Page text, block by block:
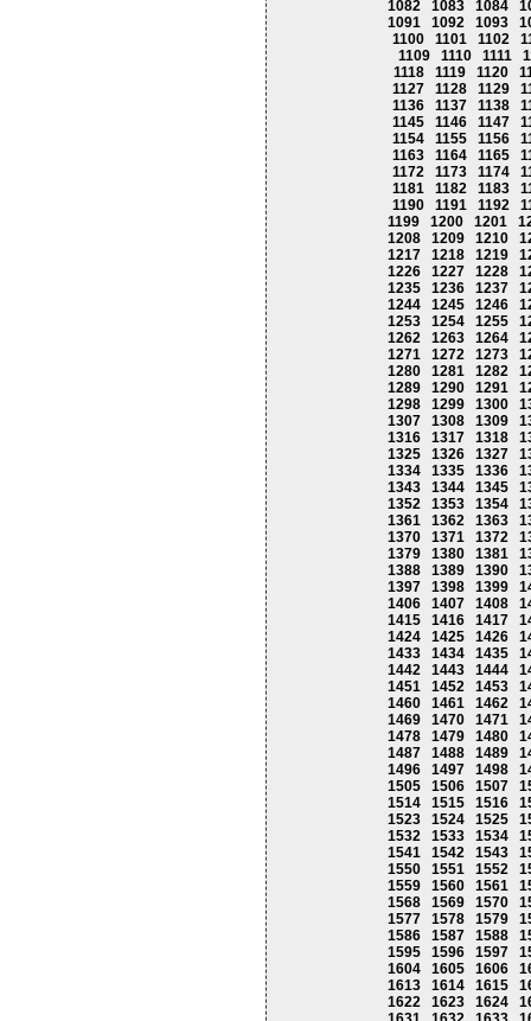
1082
1083 1084
1091
1092 1093
1100
1101 1102
1109
1110 1111
1118
1119 1120
1127
1128 1129
1136
1137 1138
1145
1146 1147
1154
1155 1156
1163
1164 1165
1172
1173 1174
1181
1182 1183
1190
1191 1192
1199
1200 1201
1208
1209 1210
1217
1218 1219
1226
1227 1228
1235
1236 1237
1244
1245 1246
1253
1254 1255
1262
1263 1264
1271
1272 1273
1280
1281 1282
1289
1290 1291
1298
1299 1300
1307
1308 1309
1316
1317 1318
1325
1326 1327
1334
1335 1336
1343
1344 1345
1352
1353 1354
1361
1362 1363
1370
1371 1372
1379
1380 1381
1388
1389 1390
1397
1398 1399
1406
1407 1408
1415
1416 1417
1424
1425 1426
1433
1434 1435
1442
1443 1444
1451
1452 1453
1460
1461 1462
1469
1470 1471
1478
1479 1480
1487
1488 1489
1496
1497 1498
1505
1506 1507
1514
1515 1516
1523
1524 1525
1532
1533 1534
1541
1542 1543
1550
1551 1552
1559
1560 1561
1568
1569 1570
1577
1578 1579
1586
1587 1588
1595
1596 1597
1604
1605 1606
1613
1614 1615
1622
1623 1624